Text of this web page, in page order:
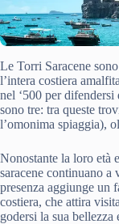
Le Torri Saracene
l’intera costiera
nel ‘500 per
sono tre: tra queste
l’omonima spiaggia),
Nonostante la loro età
saracene continuano
presenza aggiunge un
costiera, che attira
godersi la sua bellezza